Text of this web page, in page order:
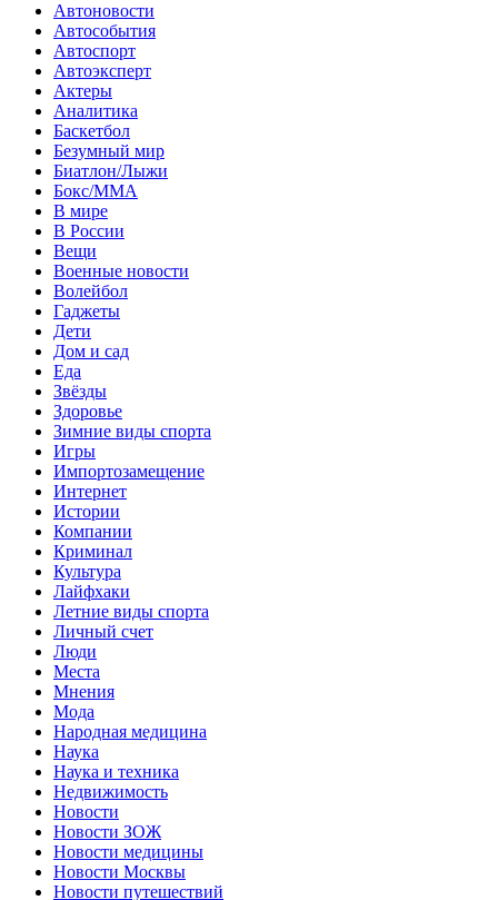
Автоновости
Автособытия
Автоспорт
Автоэксперт
Актеры
Аналитика
Баскетбол
Безумный мир
Биатлон/Лыжи
Бокс/MMA
В мире
В России
Вещи
Военные новости
Волейбол
Гаджеты
Дети
Дом и сад
Еда
Звёзды
Здоровье
Зимние виды спорта
Игры
Импортозамещение
Интернет
Истории
Компании
Криминал
Культура
Лайфхаки
Летние виды спорта
Личный счет
Люди
Места
Мнения
Мода
Народная медицина
Наука
Наука и техника
Недвижимость
Новости
Новости ЗОЖ
Новости медицины
Новости Москвы
Новости путешествий